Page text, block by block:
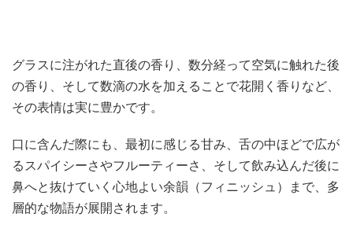
グラスに注がれた直後の香り、数分経って空気に触れた後
の香り、そして数滴の水を加えることで花開く香りなど、
その表情は実に豊かです。
口に含んだ際にも、最初に感じる甘み、舌の中ほどで広が
るスパイシーさやフルーティーさ、そして飲み込んだ後に
鼻へと抜けていく心地よい余韻（フィニッシュ）まで、多
層的な物語が展開されます。